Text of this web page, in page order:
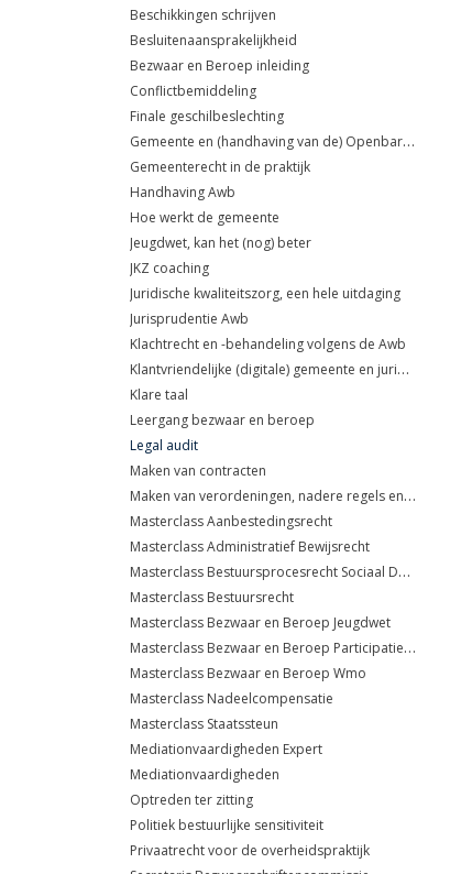
Beschikkingen schrijven
Besluitenaansprakelijkheid
Bezwaar en Beroep inleiding
Conflictbemiddeling
Finale geschilbeslechting
Gemeente en (handhaving van de) Openbare orde
Gemeenterecht in de praktijk
Handhaving Awb
Hoe werkt de gemeente
Jeugdwet, kan het (nog) beter
JKZ coaching
Juridische kwaliteitszorg, een hele uitdaging
Jurisprudentie Awb
Klachtrecht en -behandeling volgens de Awb
Klantvriendelijke (digitale) gemeente en juridische risico's
Klare taal
Leergang bezwaar en beroep
Legal audit
Maken van contracten
Maken van verordeningen, nadere regels en beleidsregels
Masterclass Aanbestedingsrecht
Masterclass Administratief Bewijsrecht
Masterclass Bestuursprocesrecht Sociaal Domein
Masterclass Bestuursrecht
Masterclass Bezwaar en Beroep Jeugdwet
Masterclass Bezwaar en Beroep Participatiewet
Masterclass Bezwaar en Beroep Wmo
Masterclass Nadeelcompensatie
Masterclass Staatssteun
Mediationvaardigheden Expert
Mediationvaardigheden
Optreden ter zitting
Politiek bestuurlijke sensitiviteit
Privaatrecht voor de overheidspraktijk